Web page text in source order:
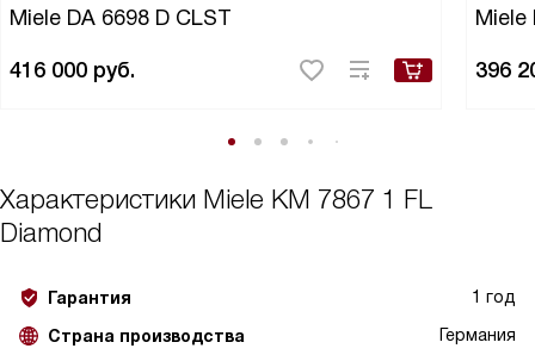
Miele DA 6698 D CLST
416 000 руб.
Miele
396
Характеристики Miele KM 7867 1 FL
Diamond
Гарантия 1 год
Страна производства Германия